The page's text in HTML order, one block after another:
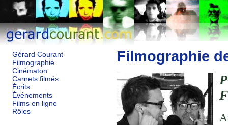
Gérard Courant
Filmographie
Cinématon
Carnets filmés
Écrits
Événements
Films en ligne
Rôles
Filmographie